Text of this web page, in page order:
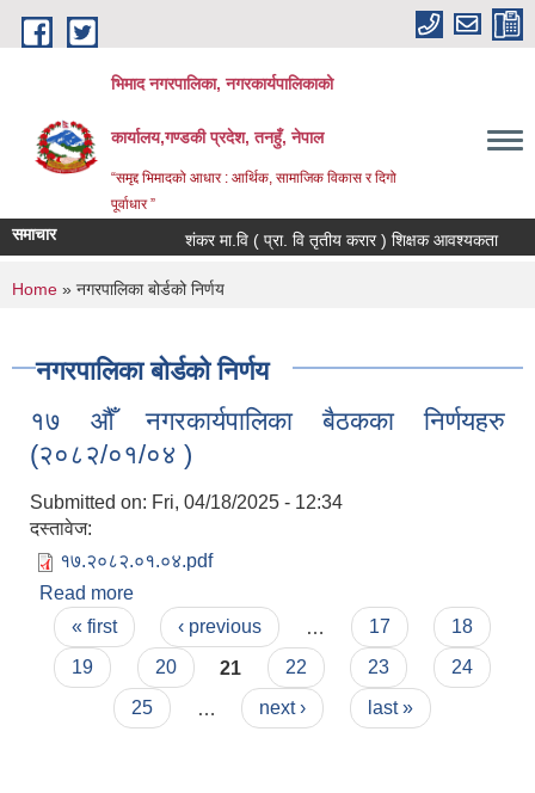
Skip to main content
भिमाद नगरपालिका, नगरकार्यपालिकाको
कार्यालय,गण्डकी प्रदेश, तनहुँ, नेपाल
“समृद्द भिमादको आधार : आर्थिक, सामाजिक विकास र दिगो
पूर्वाधार ”
समाचार शंकर मा.वि ( प्रा. वि तृतीय करार ) शिक्षक आवश्यकता
You are here
Home » नगरपालिका बोर्डको निर्णय
नगरपालिका बोर्डको निर्णय
१७ औँ नगरकार्यपालिका बैठकका निर्णयहरु
(२०८२/०१/०४ )
Submitted on: Fri, 04/18/2025 - 12:34
दस्तावेज:
१७.२०८२.०१.०४.pdf
Read more
(२०८२/०१/०४ )
Pages
« first ‹ previous 17
18
19
20 21 22 23
24
25
next › last »